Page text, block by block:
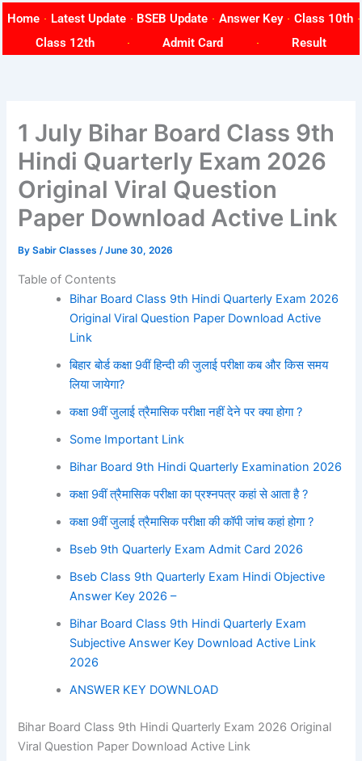
content
Home Latest Update BSEB Update Answer Key
Class 10th
Class 12th
Admit Card Result
1 July Bihar Board Class 9th
Hindi Quarterly Exam 2026
Original Viral Question
Paper Download Active Link
BySabir Classes/June 30, 2026
Table of Contents
Bihar Board Class 9th Hindi Quarterly Exam 2026
Original Viral Question Paper Download Active
Link
बिहार बोर्ड कक्षा 9वीं हिन्दी की जुलाई परीक्षा कब और किस समय
लिया जायेगा?
कक्षा 9वीं जुलाई त्रैमासिक परीक्षा नहीं देने पर क्या होगा ?
Some Important Link
Bihar Board 9th Hindi Quarterly Examination 2026
कक्षा 9वीं त्रैमासिक परीक्षा का प्रश्नपत्र कहां से आता है ?
कक्षा 9वीं जुलाई त्रैमासिक परीक्षा की कॉपी जांच कहां होगा ?
Bseb 9th Quarterly Exam Admit Card 2026
Bseb Class 9th Quarterly Exam Hindi Objective
Answer Key 2026 –
Bihar Board Class 9th Hindi Quarterly Exam
Subjective Answer Key Download Active Link
2026
ANSWER KEY DOWNLOAD
Bihar Board Class 9th Hindi Quarterly Exam 2026 Original
Viral Question Paper Download Active Link